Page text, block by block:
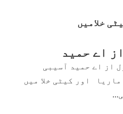
خلامیں
اے حمید
از اے حمید آسیبی
اور کیٹی خلا میں